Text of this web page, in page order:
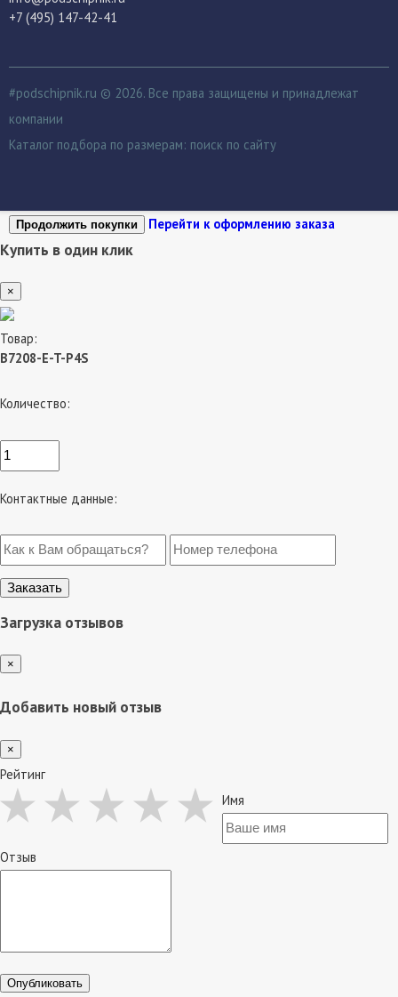
+7 (495) 147-42-41
#podschipnik.ru © 2026. Все права защищены и принадлежат
компании
Каталог подбора по размерам: поиск по сайту
Продолжить покупки Перейти к оформлению заказа
Купить в один клик
×
Товар:
B7208-E-T-P4S
Количество:
Контактные данные:
Загрузка отзывов
×
Добавить новый отзыв
×
Рейтинг
Имя
Отзыв
Опубликовать